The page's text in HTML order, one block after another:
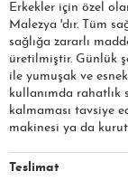
Erkekler için özel
Malezya 'dır. Tüm
sağlığa zararlı
üretilmiştir. Günlük
ile yumuşak ve
kullanımda rahatlık
kalmaması tavsiye
makinesi ya da
Teslimat